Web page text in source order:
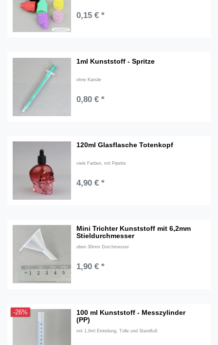
0,15 € *
1ml Kunststoff - Spritze
ohne Kanüle
0,80 € *
120ml Glasflasche Totenkopf
viele Farben, mit Pipette
4,90 € *
Mini Trichter Kunststoff mit 6,2mm
Stieldurchmesser
oben 30mm Durchmesser
1,90 € *
-26%
100 ml Kunststoff - Messzylinder
(PP)
mit 1,0ml Einteilung, Tülle und Standfuß